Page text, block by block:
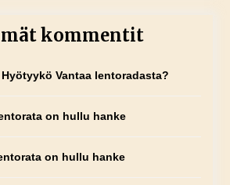
kommentit
Hyötyykö Vantaa lentoradasta?
on hullu hanke
on hullu hanke